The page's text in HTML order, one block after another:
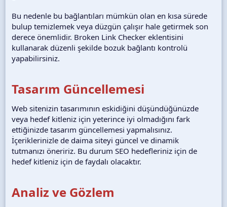
Bu nedenle bu bağlantıları mümkün olan en kısa sürede
bulup temizlemek veya düzgün çalışır hale getirmek son
derece önemlidir. Broken Link Checker eklentisini
kullanarak düzenli şekilde bozuk bağlantı kontrolü
yapabilirsiniz.
Tasarım Güncellemesi
Web sitenizin tasarımının eskidiğini düşündüğünüzde
veya hedef kitleniz için yeterince iyi olmadığını fark
ettiğinizde tasarım güncellemesi yapmalısınız.
İçeriklerinizle de daima siteyi güncel ve dinamik
tutmanızı öneririz. Bu durum SEO hedefleriniz için de
hedef kitleniz için de faydalı olacaktır.
Analiz ve Gözlem